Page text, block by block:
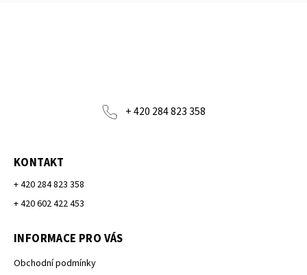
+ 420 284 823 358
KONTAKT
+ 420 284 823 358
+ 420 602 422 453
INFORMACE PRO VÁS
Obchodní podmínky